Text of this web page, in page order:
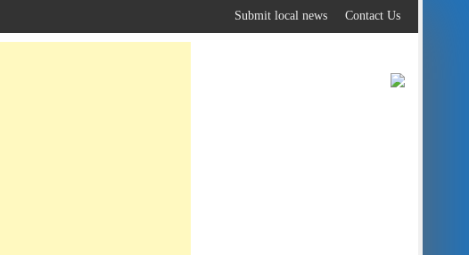
to
content
Contact Us
Submit local news